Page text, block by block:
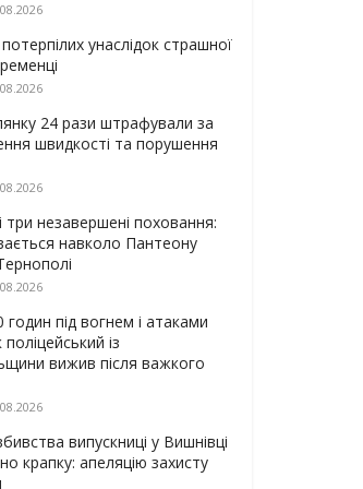
унаслідок страшної
24 рази штрафували за
швидкості та порушення
три незавершені поховання:
навколо Пантеону
під вогнем і атаками
із
вижив після важкого
випускниці у Вишнівці
крапку: апеляцію захисту